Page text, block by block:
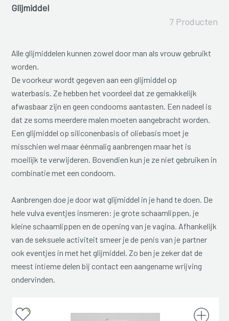
Glijmiddel
7 Producten
Alle glijmiddelen kunnen zowel door man als vrouw gebruikt
worden.
De voorkeur wordt gegeven aan een glijmiddel op
waterbasis. Ze hebben het voordeel dat ze gemakkelijk
afwasbaar zijn en geen condooms aantasten. Een nadeel is
dat ze soms meerdere malen moeten aangebracht worden.
Een glijmiddel op siliconenbasis of oliebasis moet je
misschien wel maar éénmalig aanbrengen maar het is
moeilijk te verwijderen. Bovendien kun je ze niet gebruiken in
combinatie met een condoom.
Aanbrengen doe je door wat glijmiddel in je hand te doen. De
hele vulva eventjes insmeren: je grote schaamlippen, je
kleine schaamlippen en de opening van je vagina. Afhankelijk
van de seksuele activiteit smeer je de penis van je partner
ook eventjes in met het glijmiddel. Zo ben je zeker dat de
meest intieme delen bij contact een aangename wrijving
ondervinden.